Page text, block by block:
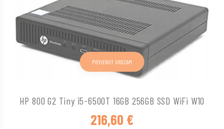
HP 800 G2 Tiny i5-6500T 16GB 256GB SSD WiFi W10
216,60 €
PIEVIENOT GROZAM